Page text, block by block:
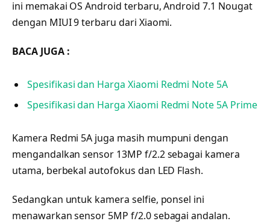
ini memakai OS Android terbaru, Android 7.1 Nougat
dengan MIUI 9 terbaru dari Xiaomi.
BACA JUGA :
Spesifikasi dan Harga Xiaomi Redmi Note 5A
Spesifikasi dan Harga Xiaomi Redmi Note 5A Prime
Kamera Redmi 5A juga masih mumpuni dengan
mengandalkan sensor 13MP f/2.2 sebagai kamera
utama, berbekal autofokus dan LED Flash.
Sedangkan untuk kamera selfie, ponsel ini
menawarkan sensor 5MP f/2.0 sebagai andalan.